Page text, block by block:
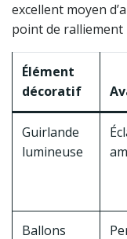
excellent moyen
point de ralliement
Élément
décoratif
Guirlande
lumineuse
Ballons